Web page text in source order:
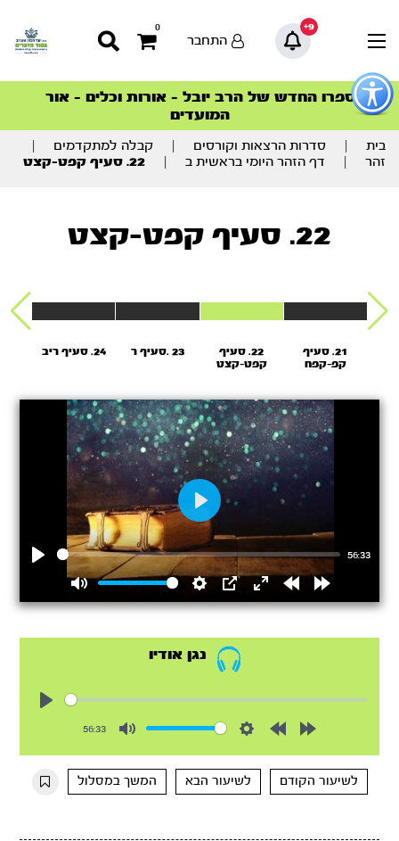
כפתור
לפתיחת
תפריט
9+
0
התחבר
סדרות הפודקאסטים
הסדרה המובילה החודש – דרך המלך
ספרו החדש של הרב יובל – אורות וכלים – אור
המועדים
הצטרפו למהפכת הבריאות הטבעית >
סדרות הפודקאסטים
הסדרה המובילה החודש – דרך המלך
תוכן
מרכזי
בית סדרות הרצאות וקורסים קבלה למתקדמים
זהר
דף הזהר היומי בראשית ב 22. סעיף קפט-קצט
22. סעיף קפט-קצט
21. סעיף
קפ-קפח
22. סעיף
קפט-קצט
23 .סעיף ר 24. סעיף ריב
56:33
Mute Settings
PIP
EnterRewindForward
Play
נגן אודיו
56:33
10s
10s
לשיעור הקודם
לשיעור הבא המשך במסלול